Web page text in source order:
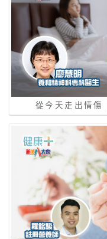
從今天走出情傷